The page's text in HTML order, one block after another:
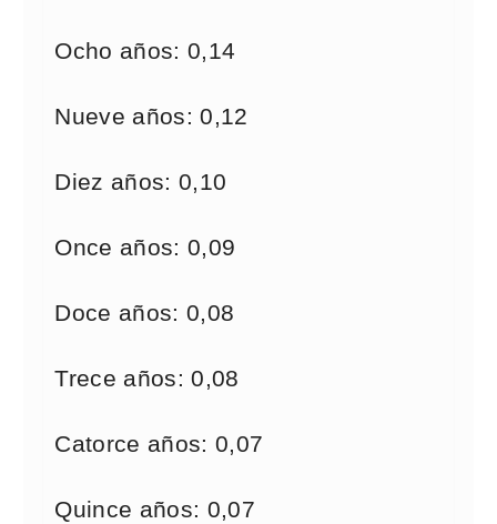
Ocho años: 0,14
Nueve años: 0,12
Diez años: 0,10
Once años: 0,09
Doce años: 0,08
Trece años: 0,08
Catorce años: 0,07
Quince años: 0,07